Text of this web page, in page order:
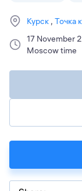
Курск Точка
17 November
Moscow time